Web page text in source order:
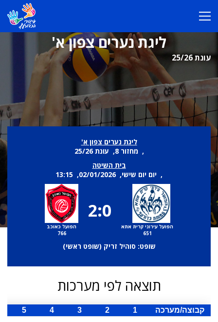
ליגת נערים צפון א'
עונת 25/26
ליגת נערים צפון א'
, מחזור 8, עונת 25/26
בית השיטה
, יום יום שישי, 02/01/2026, 13:15
הפועל עירוני קרית אתא
651
2:0
הפועל כאוכב
766
שופט: סוהיל זריק (שופט ראשי)
תוצאה לפי מערכות
קבוצה/מערכה 1
2
3
4
5